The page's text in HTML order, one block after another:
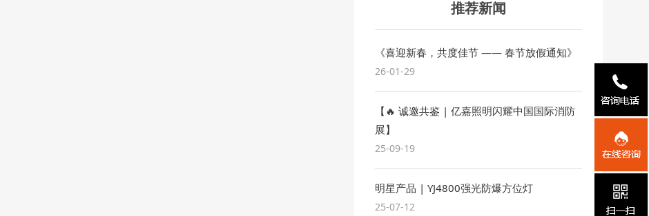
推荐新闻
《喜迎新春，共度佳节 —— 春节放假通知》
26-01-29
【🔥 诚邀共鉴 | 亿嘉照明闪耀中国国际消防
展】
25-09-19
明星产品 | YJ4800强光防爆方位灯
25-07-12